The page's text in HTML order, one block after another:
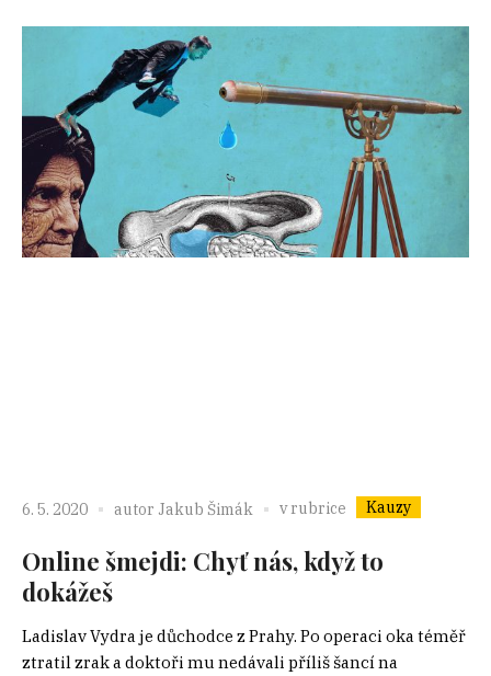
6. 5. 2020 autor Jakub Šimák v rubrice Kauzy
Online šmejdi: Chyť nás, když to
dokážeš
Ladislav Vydra je důchodce z Prahy. Po operaci oka téměř
ztratil zrak a doktoři mu nedávali příliš šancí na